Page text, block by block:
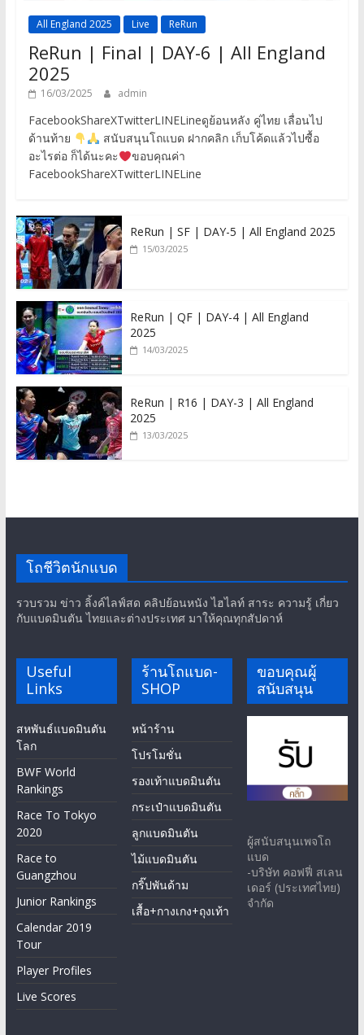
All England 2025 Live ReRun
ReRun | Final | DAY-6 | All England
2025
16/03/2025 admin
FacebookShareXTwitterLINELineดูย้อนหลัง คู่ไทย เลื่อนไป
ด้านท้าย
สนับสนุนโถแบด ฝากคลิก เก็บโค้ดแล้วไปซื้อ
อะไรต่อ ก็ได้นะคะ
ขอบคุณค่า
FacebookShareXTwitterLINELine
ReRun | SF | DAY-5 | All England 2025
15/03/2025
ReRun | QF | DAY-4 | All England
2025
14/03/2025
ReRun | R16 | DAY-3 | All England
2025
13/03/2025
โถชีวิตนักแบด
รวบรวม ข่าว ลิ้งค์ไลฟ์สด คลิปย้อนหนัง ไฮไลท์ สาระ ความรู้ เกี่ยว
กับแบดมินตัน ไทยและต่างประเทศ มาให้คุณทุกสัปดาห์
Useful
Links
สหพันธ์แบดมินตัน
โลก
BWF World
Rankings
Race To Tokyo
2020
Race to
Guangzhou
Junior Rankings
Calendar 2019
Tour
Player Profiles
Live Scores
ร้านโถแบด-
SHOP
หน้าร้าน
โปรโมชั่น
รองเท้าแบดมินตัน
กระเป๋าแบดมินตัน
ลูกแบดมินตัน
ไม้แบดมินตัน
กริ๊ปพันด้าม
เสื้อ+กางเกง+ถุงเท้า
ขอบคุณผู้
สนับสนุน
ผู้สนับสนุนเพจโถ
แบด
-บริษัท คอฟฟี่ สเลน
เดอร์ (ประเทศไทย)
จำกัด